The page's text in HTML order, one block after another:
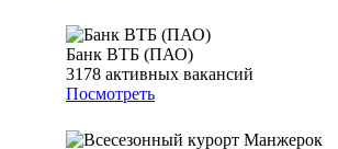
Банк ВТБ (ПАО)
3178 активных вакансий
Посмотреть